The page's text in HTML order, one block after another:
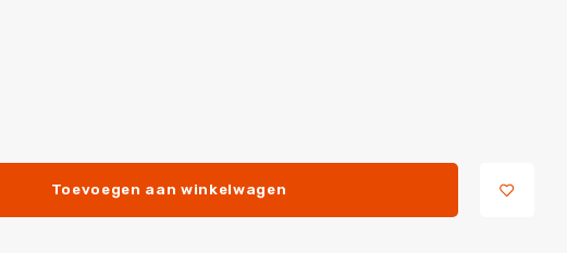
Toevoegen aan winkelwagen